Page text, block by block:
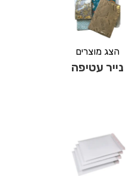
הצג מוצרים
נייר עטיפה